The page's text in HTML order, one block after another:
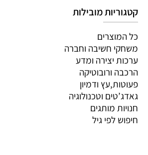
קטגוריות מובילות
כל המוצרים
משחקי חשיבה וחברה
ערכות יצירה ומדע
הרכבה ורובוטיקה
פעוטות,עץ ודמיון
גאדג’טים וטכנולוגיה
חנויות מותגים
חיפוש לפי גיל